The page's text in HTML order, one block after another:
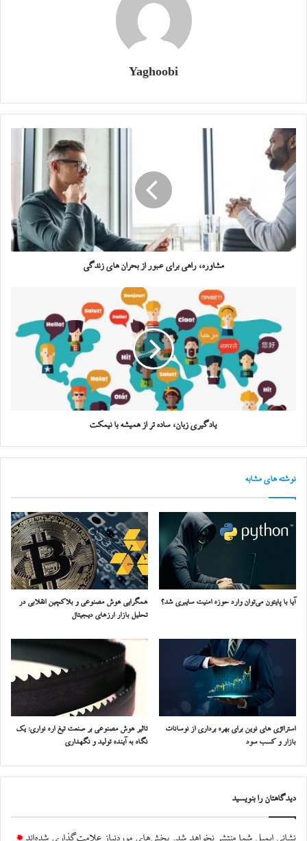
Yaghoobi
مشاوره، راهی برای عبور از بحران های زندگی
یادگیری زبان، ساده تر از همیشه با نیمکت
نوشته های مشابه
آیا با پایتون می‌توان وارد حوزه امنیت سایبری شد؟
همگرایی هوش مصنوعی و بلاکچین انقلابی در
تحلیل بازار ارزهای دیجیتال
استراتژی‌ های نوین برای بهره‌ برداری از نوسانات
بازار و کسب سود
تاثیر هوش مصنوعی بر صنعت تیغ اره نواری: یک
نگاه به آینده تولید و نگهداری
دیدگاهتان را بنویسید
نشانی ایمیل شما منتشر نخواهد شد. بخش‌های موردنیاز علامت‌گذاری شده‌اند *